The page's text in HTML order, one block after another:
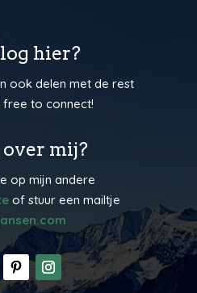
hier?
ook delen met de rest
free to connect!
mij?
op mijn andere
of stuur een mailtje